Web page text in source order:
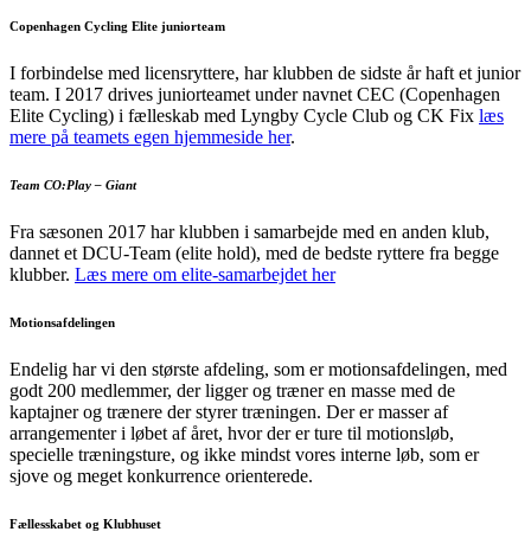
Copenhagen Cycling Elite juniorteam
I forbindelse med licensryttere, har klubben de sidste år haft et junior
team. I 2017 drives juniorteamet under navnet CEC (Copenhagen
Elite Cycling) i fælleskab med Lyngby Cycle Club og CK Fix læs
mere på teamets egen hjemmeside her.
Team CO:Play – Giant
Fra sæsonen 2017 har klubben i samarbejde med en anden klub,
dannet et DCU-Team (elite hold), med de bedste ryttere fra begge
klubber. Læs mere om elite-samarbejdet her
Motionsafdelingen
Endelig har vi den største afdeling, som er motionsafdelingen, med
godt 200 medlemmer, der ligger og træner en masse med de
kaptajner og trænere der styrer træningen. Der er masser af
arrangementer i løbet af året, hvor der er ture til motionsløb,
specielle træningsture, og ikke mindst vores interne løb, som er
sjove og meget konkurrence orienterede.
Fællesskabet og Klubhuset